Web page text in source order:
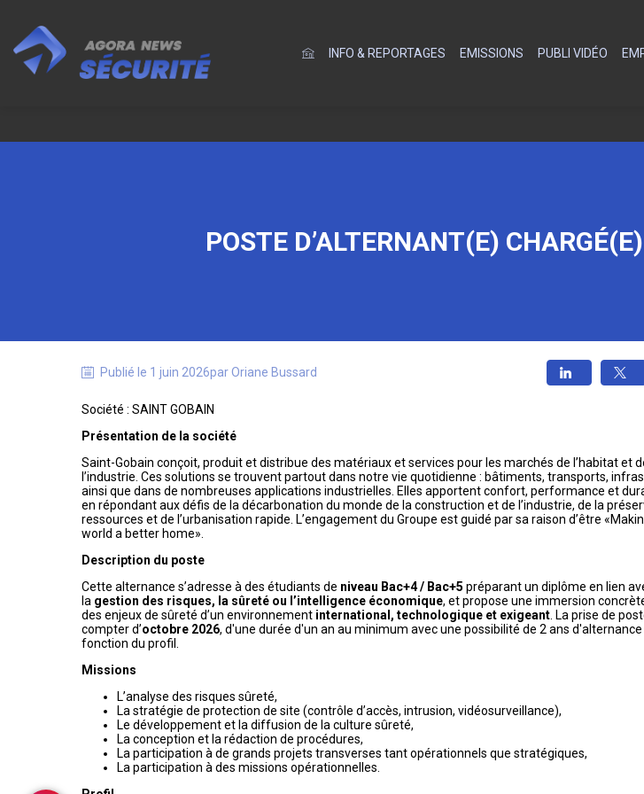
INFO & REPORTAGES EMISSIONS PUBLI VIDÉO
POSTE D’ALTERNANT(E)
Publié le 1 juin 2026parOriane Bussard
Société : SAINT GOBAIN
Présentation de la société
Saint-Gobain conçoit, produit et distribue des matériaux et services pour les marchés de l’habitat et
l’industrie. Ces solutions se trouvent partout dans notre vie quotidienne : bâtiments, transports,
ainsi que dans de nombreuses applications industrielles. Elles apportent confort, performance et
en répondant aux défis de la décarbonation du monde de la construction et de l’industrie, de la
ressources et de l’urbanisation rapide. L’engagement du Groupe est guidé par sa raison d’être
world a better home».
Description du poste
Cette alternance s’adresse à des étudiants de niveau Bac+4 / Bac+5 préparant un diplôme en lien
la gestion des risques, la sûreté ou l’intelligence économique, et propose une immersion
des enjeux de sûreté d’un environnement international, technologique et exigeant . La prise de
compter d’octobre 2026, d'une durée d'un an au minimum avec une possibilité de 2 ans d'alternance
fonction du profil.
Missions
L’analyse des risques sûreté,
La stratégie de protection de site (contrôle d’accès, intrusion, vidéosurveillance),
Le développement et la diffusion de la culture sûreté,
La conception et la rédaction de procédures,
La participation à de grands projets transverses tant opérationnels que stratégiques,
La participation à des missions opérationnelles.